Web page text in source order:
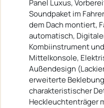
Panel Luxus,
Soundpaket im
dem Dach montiert,
automatisch,
Kombiinstrument
Mittelkonsole,
Außendesign
erweiterte
charakteristischer
Heckleuchtenträger